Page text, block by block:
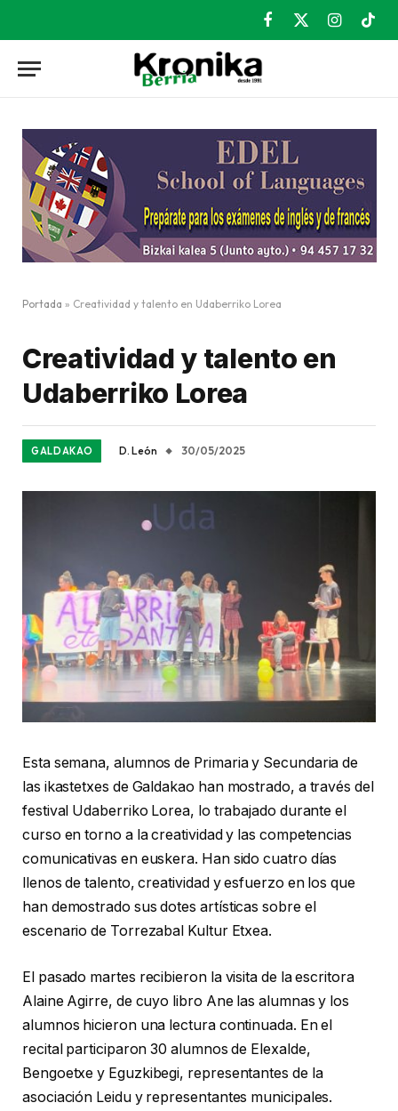
Facebook
X
Instagram
Portada » Creatividad y talento en Udaberriko Lorea
Creatividad y talento en
Udaberriko Lorea
GALDAKAO D. León 30/05/2025
Esta semana, alumnos de Primaria y Secundaria de
las ikastetxes de Galdakao han mostrado, a través del
festival Udaberriko Lorea, lo trabajado durante el
curso en torno a la creatividad y las competencias
comunicativas en euskera. Han sido cuatro días
llenos de talento, creatividad y esfuerzo en los que
han demostrado sus dotes artísticas sobre el
escenario de Torrezabal Kultur Etxea.
El pasado martes recibieron la visita de la escritora
Alaine Agirre, de cuyo libro Ane las alumnas y los
alumnos hicieron una lectura continuada. En el
recital participaron 30 alumnos de Elexalde,
Bengoetxe y Eguzkibegi, representantes de la
asociación Leidu y representantes municipales.